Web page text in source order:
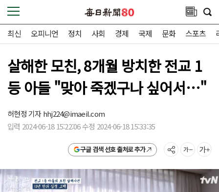
최신 오피니언 정치 사회 경제 국제 문화 스포츠
살해한 모친, 8개월 방치한 전교 1
등 아들 "맞아 죽겠구나 싶어서…"
허현정 기자hhj224@imaeil.com
입력 2024-06-18 15:22:06 수정 2024-06-18 15:33:35
구글 검색 선호 출처로 추가